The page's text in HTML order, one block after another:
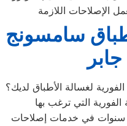
سامسونج
لغسالة الأطباق لديك؟
كما إننا نمتلك خبرة أكثر من 10 سنوات في خدمات إصلاحات